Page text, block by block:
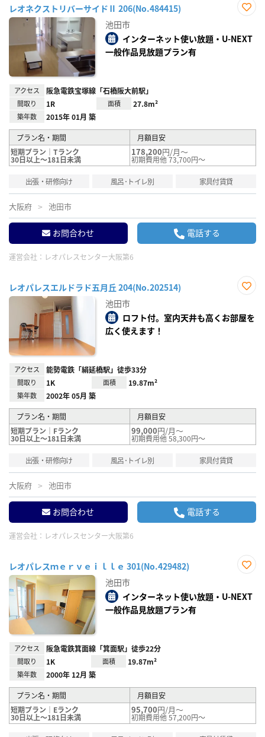
レオネクストリバーサイドⅡ 206(No.484415)
り登
録
池田市
インターネット使い放題・U-NEXT
一般作品見放題プラン有
アクセス 阪急電鉄宝塚線「石橋阪大前駅」
間取り 1R 面積 27.8m²
築年数 2015年 01月 築
プラン名・期間
月額目安
短期プラン｜Tランク
30日以上～181日未満
178,200円/月～
初期費用他 73,700円～
出張・研修向け 風呂･トイレ別 家具付賃貸
大阪府 池田市
お問合わせ 電話する
運営会社： レオパレスセンター大阪第6
レオパレスエルドラド五月丘 204(No.202514)
り登
録
池田市
ロフト付。室内天井も高くお部屋を
広く使えます！
アクセス 能勢電鉄「絹延橋駅」徒歩33分
間取り 1K 面積 19.87m²
築年数 2002年 05月 築
プラン名・期間
月額目安
短期プラン｜Fランク
30日以上～181日未満
99,000円/月～
初期費用他 58,300円～
出張・研修向け 風呂･トイレ別 家具付賃貸
大阪府 池田市
お問合わせ 電話する
運営会社： レオパレスセンター大阪第6
レオパレスｍｅｒｖｅｉｌｌｅ 301(No.429482)
り登
録
池田市
インターネット使い放題・U-NEXT
一般作品見放題プラン有
アクセス 阪急電鉄箕面線「箕面駅」徒歩22分
間取り 1K 面積 19.87m²
築年数 2000年 12月 築
プラン名・期間
月額目安
短期プラン｜Eランク
30日以上～181日未満
95,700円/月～
初期費用他 57,200円～